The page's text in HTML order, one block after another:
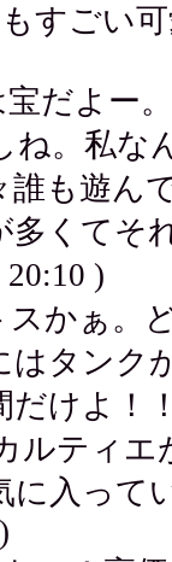
すごい
だよー
ね。私な
誰も遊ん
多くてそ
20:10 )
スかぁ。
はタンク
だけよ！
ルティ
に入っ